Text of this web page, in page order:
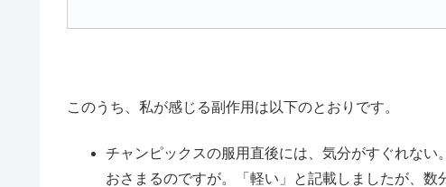
このうち、私が感じる副作用は以下のとおりです。
チャンピックスの服用直後には、気分がすぐれな
おさまるのですが。「軽い」と記載しましたが、